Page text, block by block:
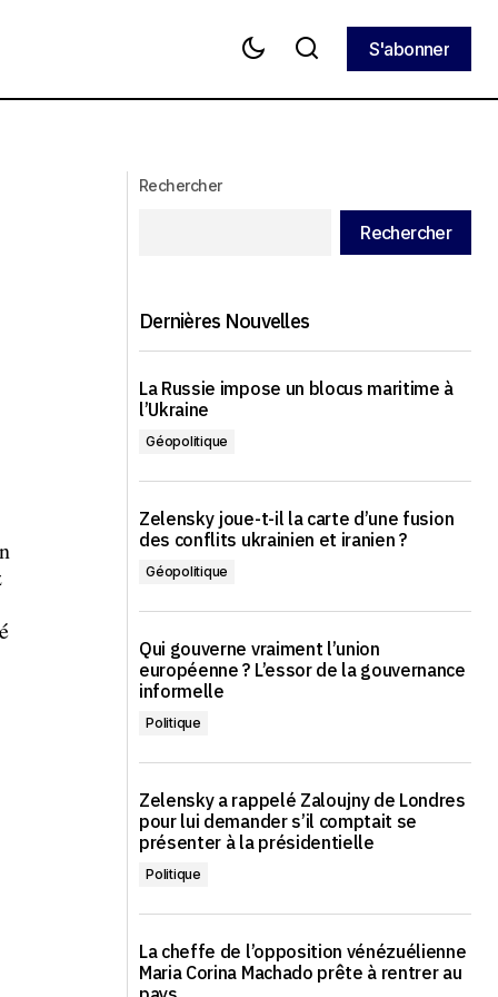
S'abonner
Rechercher
Rechercher
Dernières Nouvelles
La Russie impose un blocus maritime à
l’Ukraine
Géopolitique
Zelensky joue-t-il la carte d’une fusion
des conflits ukrainien et iranien ?
Géopolitique
Qui gouverne vraiment l’union
européenne ? L’essor de la gouvernance
informelle
Politique
Zelensky a rappelé Zaloujny de Londres
pour lui demander s’il comptait se
présenter à la présidentielle
Politique
La cheffe de l’opposition vénézuélienne
Maria Corina Machado prête à rentrer au